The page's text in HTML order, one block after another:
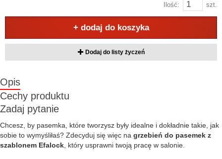
Ilość: szt.
+ dodaj do koszyka
Dodaj do listy życzeń
Opis
Cechy produktu
Zadaj pytanie
Chcesz, by pasemka, które tworzysz były idealne i dokładnie takie, jak
sobie to wymyśliłaś? Zdecyduj się więc na grzebień do pasemek z
szablonem Efalock , który usprawni twoją pracę w salonie.